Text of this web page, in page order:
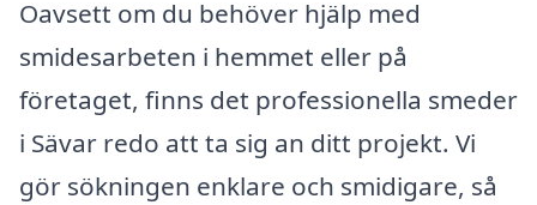
Oavsett om du behöver hjälp med
smidesarbeten i hemmet eller på
företaget, finns det professionella smeder
i Sävar redo att ta sig an ditt projekt. Vi
gör sökningen enklare och smidigare, så